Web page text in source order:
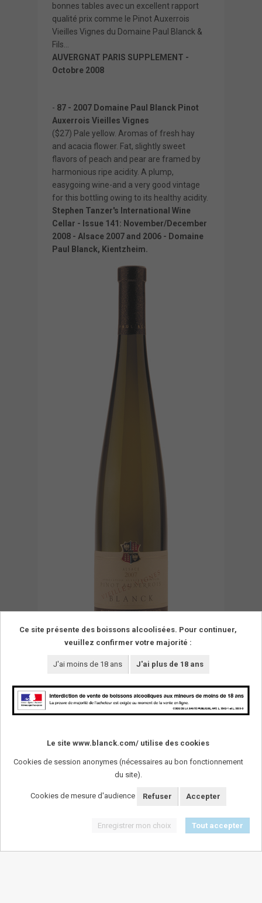
bonnes tables avec un excellent rapport
qualité prix comme le Pinot Auxerrois
Vieilles Vignes du Domaine Paul Blanck &
Fils...
AUVERGNAT PARIS SUPPLEMENT -
Octobre 2008
- 87 - 2007 Domaine Paul Blanck Pinot
Auxerrois Vieilles Vignes
($27) Pale yellow. Aromas of fresh hay
and acacia flower. Fat, slightly sweet
flavors of peach and pear are framed by
harmonious ripe acidity. A plump,
easygoing wine-and a very good vintage
for this bottling owing to its healthy acidity.
Stephen Tanzer's International Wine
Cellar - Issue 141: November/December
2008 - Alsace 2007 and 2006 - Domaine
Paul Blanck, Kientzheim.
L'abus d'alcool est dangereux pour la santï¿½. A
consommer avec modï¿½ration.
Ce site présente des boissons alcoolisées. Pour continuer,
veuillez confirmer votre majorité :
J'ai moins de 18 ans J'ai plus de 18 ans
Le site www.blanck.com/ utilise des cookies
Cookies de session anonymes (nécessaires au bon fonctionnement
du site).
Cookies de mesure d'audience Refuser Accepter
Enregistrer mon choix Tout accepter